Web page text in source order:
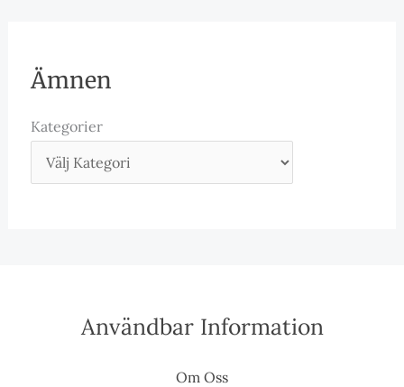
Ämnen
Kategorier
Användbar Information
Om Oss